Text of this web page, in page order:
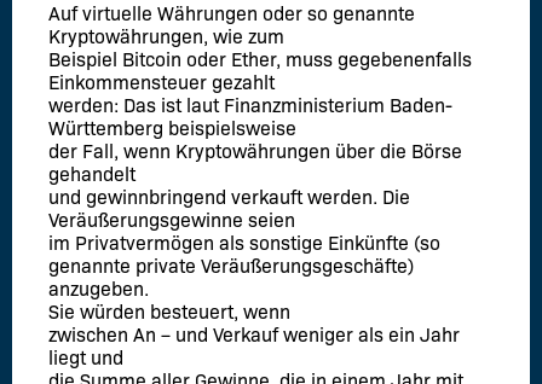
Auf virtuelle Währungen oder so genannte
Kryptowährungen, wie zum
Beispiel Bitcoin oder Ether, muss gegebenenfalls
Einkommensteuer gezahlt
werden: Das ist laut Finanzministerium Baden-
Württemberg beispielsweise
der Fall, wenn Kryptowährungen über die Börse
gehandelt
und gewinnbringend verkauft werden. Die
Veräußerungsgewinne seien
im Privatvermögen als sonstige Einkünfte (so
genannte private Veräußerungsgeschäfte)
anzugeben.
Sie würden besteuert, wenn
zwischen An – und Verkauf weniger als ein Jahr
liegt und